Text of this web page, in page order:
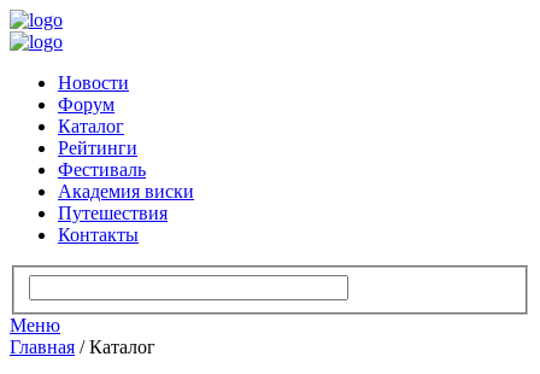
Новости
Форум
Каталог
Рейтинги
Фестиваль
Академия виски
Путешествия
Контакты
Меню
Главная /Каталог